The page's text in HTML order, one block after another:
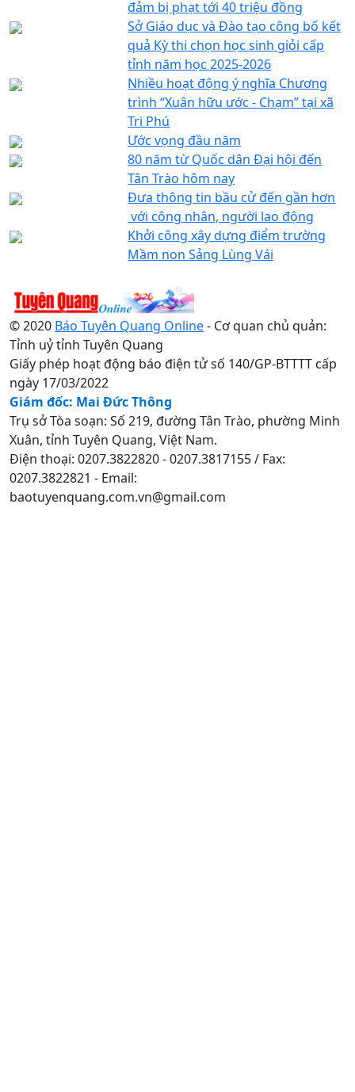
đảm bị phạt tới 40 triệu đồng
Sở Giáo dục và Đào tạo công bố kết
quả Kỳ thi chọn học sinh giỏi cấp
tỉnh năm học 2025-2026
Nhiều hoạt động ý nghĩa Chương
trình “Xuân hữu ước - Chạm” tại xã
Tri Phú
Ước vọng đầu năm
80 năm từ Quốc dân Đại hội đến
Tân Trào hôm nay
Đưa thông tin bầu cử đến gần hơn​​​​​​​
với công nhân, người lao động
Khởi công xây dựng điểm trường
Mầm non Sảng Lùng Vái
© 2020 Báo Tuyên Quang Online- Cơ quan chủ quản:
Tỉnh uỷ tỉnh Tuyên Quang
Giấy phép hoạt động báo điện tử số 140/GP-BTTTT cấp
ngày 17/03/2022
Giám đốc: Mai Đức Thông
Trụ sở Tòa soạn: Số 219, đường Tân Trào, phường Minh
Xuân, tỉnh Tuyên Quang, Việt Nam.
Điện thoại: 0207.3822820 - 0207.3817155 / Fax:
0207.3822821 - Email:
baotuyenquang.com.vn@gmail.com